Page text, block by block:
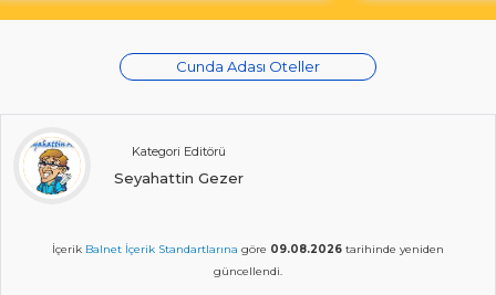
Cunda Adası Oteller
Kategori Editörü
Seyahattin Gezer
İçerik Balnet İçerik Standartlarına göre 09.08.2026 tarihinde yeniden
güncellendi.